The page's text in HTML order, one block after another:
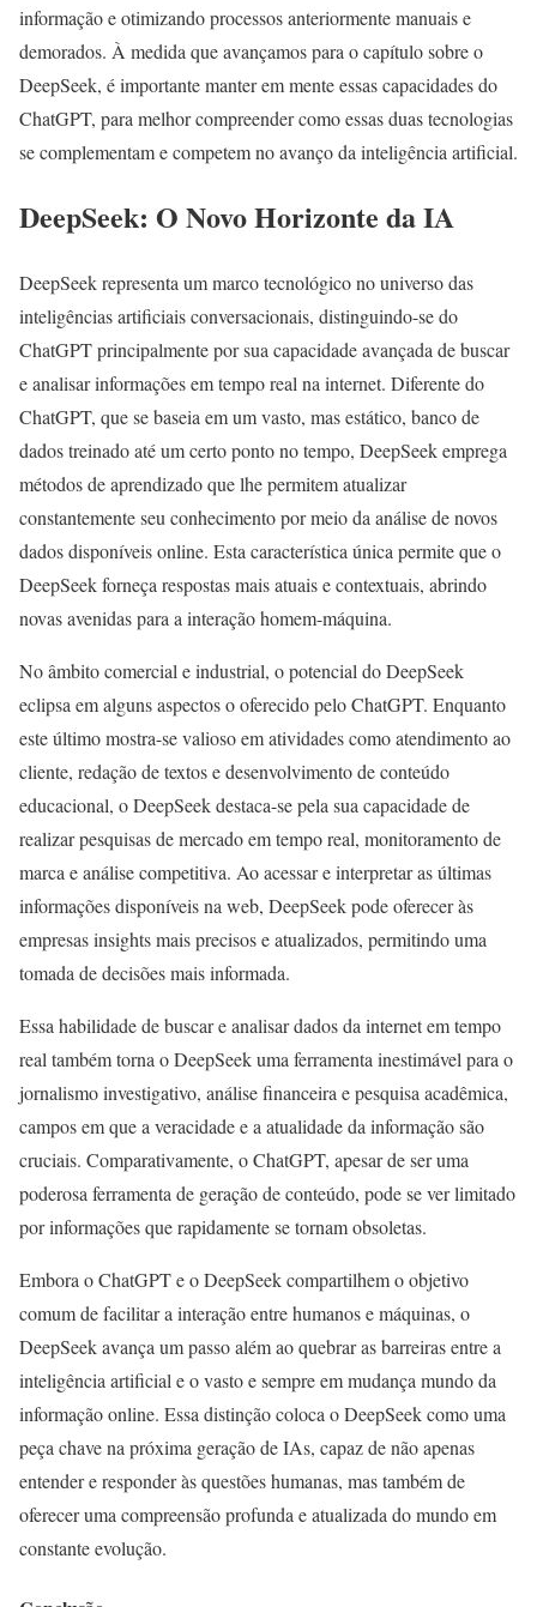
informação e otimizando processos anteriormente manuais e
demorados. À medida que avançamos para o capítulo sobre o
DeepSeek, é importante manter em mente essas capacidades do
ChatGPT, para melhor compreender como essas duas tecnologias
se complementam e competem no avanço da inteligência artificial.
DeepSeek: O Novo Horizonte da IA
DeepSeek representa um marco tecnológico no universo das
inteligências artificiais conversacionais, distinguindo-se do
ChatGPT principalmente por sua capacidade avançada de buscar
e analisar informações em tempo real na internet. Diferente do
ChatGPT, que se baseia em um vasto, mas estático, banco de
dados treinado até um certo ponto no tempo, DeepSeek emprega
métodos de aprendizado que lhe permitem atualizar
constantemente seu conhecimento por meio da análise de novos
dados disponíveis online. Esta característica única permite que o
DeepSeek forneça respostas mais atuais e contextuais, abrindo
novas avenidas para a interação homem-máquina.
No âmbito comercial e industrial, o potencial do DeepSeek
eclipsa em alguns aspectos o oferecido pelo ChatGPT. Enquanto
este último mostra-se valioso em atividades como atendimento ao
cliente, redação de textos e desenvolvimento de conteúdo
educacional, o DeepSeek destaca-se pela sua capacidade de
realizar pesquisas de mercado em tempo real, monitoramento de
marca e análise competitiva. Ao acessar e interpretar as últimas
informações disponíveis na web, DeepSeek pode oferecer às
empresas insights mais precisos e atualizados, permitindo uma
tomada de decisões mais informada.
Essa habilidade de buscar e analisar dados da internet em tempo
real também torna o DeepSeek uma ferramenta inestimável para o
jornalismo investigativo, análise financeira e pesquisa acadêmica,
campos em que a veracidade e a atualidade da informação são
cruciais. Comparativamente, o ChatGPT, apesar de ser uma
poderosa ferramenta de geração de conteúdo, pode se ver limitado
por informações que rapidamente se tornam obsoletas.
Embora o ChatGPT e o DeepSeek compartilhem o objetivo
comum de facilitar a interação entre humanos e máquinas, o
DeepSeek avança um passo além ao quebrar as barreiras entre a
inteligência artificial e o vasto e sempre em mudança mundo da
informação online. Essa distinção coloca o DeepSeek como uma
peça chave na próxima geração de IAs, capaz de não apenas
entender e responder às questões humanas, mas também de
oferecer uma compreensão profunda e atualizada do mundo em
constante evolução.